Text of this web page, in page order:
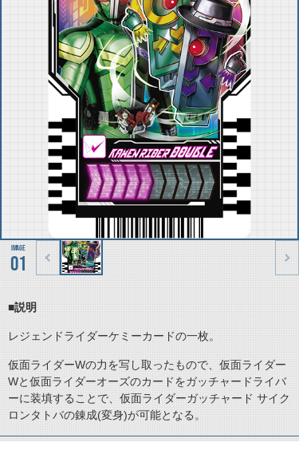
01
■説明
レジェンドライダーケミーカードの一枚。
仮面ライダーWの力を写し取ったもので、仮面ライダー
Wと仮面ライダーオーズのカードをガッチャードライバ
ーに装填することで、仮面ライダーガッチャード サイク
ロンタトバの錬成(変身)が可能となる。